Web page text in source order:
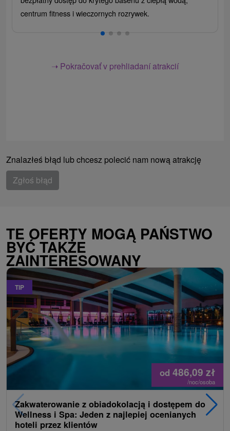
centrum fitness i wieczornych rozrywek.
➝ Pokračovať v prehliadaní atrakcií
Znalazłeś błąd lub chcesz polecić nam nową atrakcję
Zgłoś błąd
TE OFERTY MOGĄ PAŃSTWO
BYĆ TAKŻE
ZAINTERESOWANY
TIP
od 486,09 zł
/noc/osoba
Zakwaterowanie z obiadokolacją i dostępem do
Wellness i Spa: Jeden z najlepiej ocenianych
hoteli przez klientów